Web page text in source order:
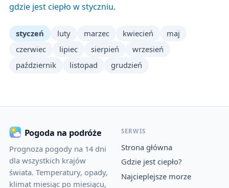
gdzie jest ciepło w styczniu.
styczeń luty marzec kwiecień
maj
czerwiec
lipiec sierpień
wrzesień
październik
listopad grudzień
Pogoda na podróże
Prognoza pogody na 14 dni
dla wszystkich krajów
świata. Temperatury, opady,
klimat miesiąc po miesiącu,
SERWIS
Strona główna
Gdzie jest ciepło?
Najcieplejsze morze